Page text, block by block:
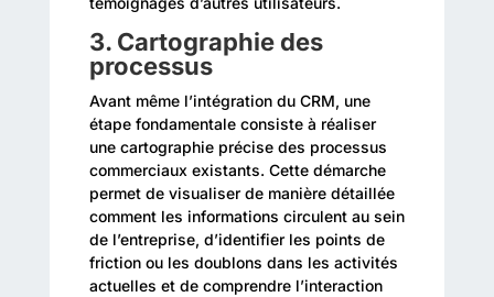
3. Cartographie des
processus
Avant même l’intégration du CRM, une
étape fondamentale consiste à réaliser
une cartographie précise des processus
commerciaux existants. Cette démarche
permet de visualiser de manière détaillée
comment les informations circulent au sein
de l’entreprise, d’identifier les points de
friction ou les doublons dans les activités
actuelles et de comprendre l’interaction